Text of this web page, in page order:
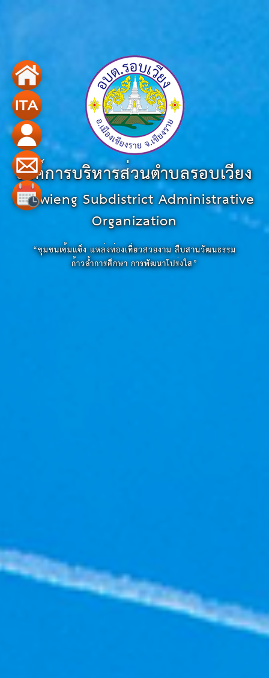
องค์การบริหารส่วนตำบลรอบเวียง
Robwieng Subdistrict Administrative
Organization
“ชุมชนเข้มแข็ง แหล่งท่องเที่ยวสวยงาม สืบสานวัฒนธรรม
ก้าวล้ำการศึกษา การพัฒนาโปร่งใส”